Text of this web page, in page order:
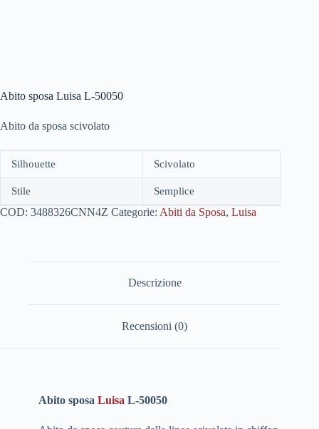
Abito sposa Luisa L-50050
Abito da sposa scivolato
Silhouette Scivolato
Stile Semplice
COD: 3488326CNN4Z Categorie: Abiti da Sposa, Luisa
Descrizione
Recensioni (0)
Abito sposa Luisa L-50050